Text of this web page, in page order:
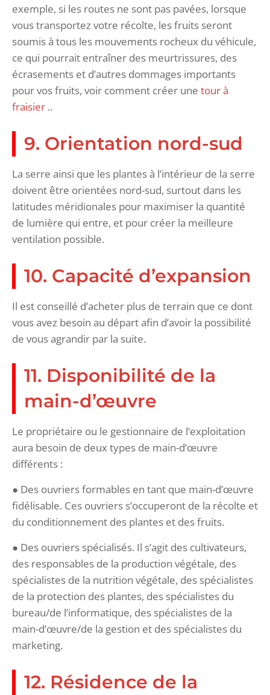
exemple, si les routes ne sont pas pavées, lorsque
vous transportez votre récolte, les fruits seront
soumis à tous les mouvements rocheux du véhicule,
ce qui pourrait entraîner des meurtrissures, des
écrasements et d’autres dommages importants
pour vos fruits, voir comment créer une tour à
fraisier ..
9. Orientation nord-sud
La serre ainsi que les plantes à l’intérieur de la serre
doivent être orientées nord-sud, surtout dans les
latitudes méridionales pour maximiser la quantité
de lumière qui entre, et pour créer la meilleure
ventilation possible.
10. Capacité d’expansion
Il est conseillé d’acheter plus de terrain que ce dont
vous avez besoin au départ afin d’avoir la possibilité
de vous agrandir par la suite.
11. Disponibilité de la
main-d’œuvre
Le propriétaire ou le gestionnaire de l’exploitation
aura besoin de deux types de main-d’œuvre
différents :
● Des ouvriers formables en tant que main-d’œuvre
fidélisable. Ces ouvriers s’occuperont de la récolte et
du conditionnement des plantes et des fruits.
● Des ouvriers spécialisés. Il s’agit des cultivateurs,
des responsables de la production végétale, des
spécialistes de la nutrition végétale, des spécialistes
de la protection des plantes, des spécialistes du
bureau/de l’informatique, des spécialistes de la
main-d’œuvre/de la gestion et des spécialistes du
marketing.
12. Résidence de la